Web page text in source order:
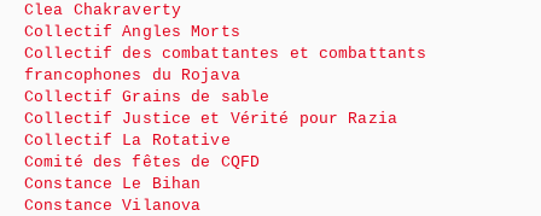
Clea Chakraverty
Collectif Angles Morts
Collectif des combattantes et combattants
francophones du Rojava
Collectif Grains de sable
Collectif Justice et Vérité pour Razia
Collectif La Rotative
Comité des fêtes de CQFD
Constance Le Bihan
Constance Vilanova